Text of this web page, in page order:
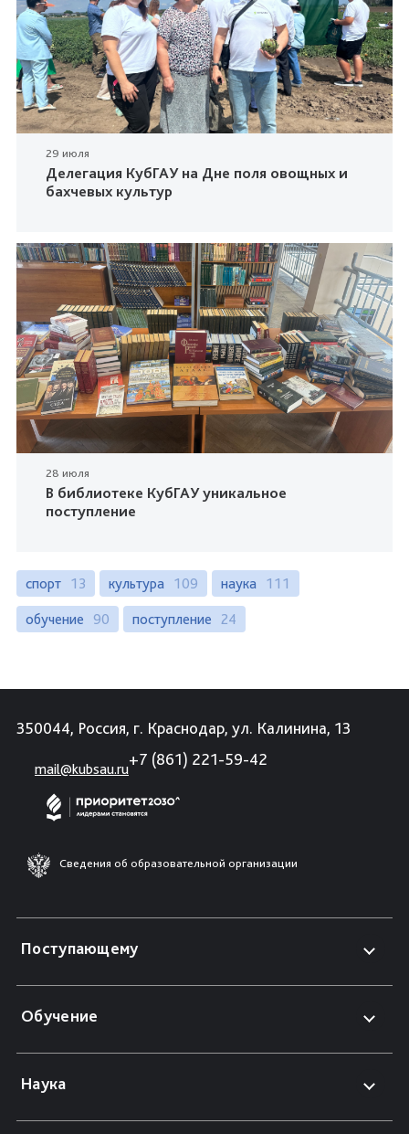
29 июля
Делегация КубГАУ на Дне поля овощных и
бахчевых культур
28 июля
В библиотеке КубГАУ уникальное
поступление
спорт 13 культура 109 наука 111
обучение 90 поступление 24
350044, Россия, г. Краснодар, ул. Калинина, 13
mail@kubsau.ru
+7 (861) 221-59-42
Сведения об образовательной организации
Поступающему
Обучение
Наука